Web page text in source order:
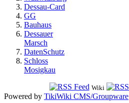
Dessau-Card
GG
Bauhaus
Dessauer
Marsch
DatenSchutz
Schloss
Mosigkau
Wiki
Powered by TikiWiki CMS/Groupware